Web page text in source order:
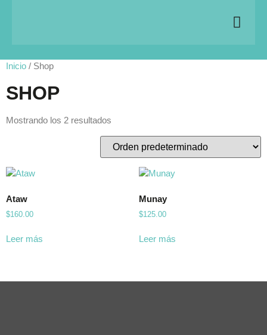
Inicio / Shop
SHOP
Mostrando los 2 resultados
Ataw
$160.00
Leer más
Munay
$125.00
Leer más